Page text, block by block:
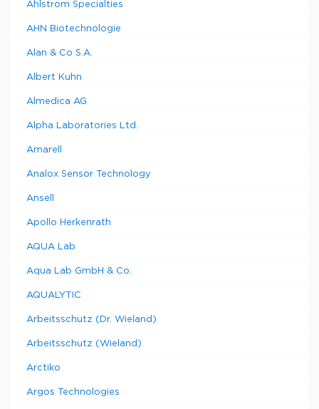
Ahlstrom Specialties
AHN Biotechnologie
Alan & Co S.A.
Albert Kuhn
Almedica AG
Alpha Laboratories Ltd.
Amarell
Analox Sensor Technology
Ansell
Apollo Herkenrath
AQUA Lab
Aqua Lab GmbH & Co.
AQUALYTIC
Arbeitsschutz (Dr. Wieland)
Arbeitsschutz (Wieland)
Arctiko
Argos Technologies